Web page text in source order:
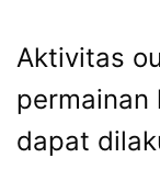
Aktivitas
permainan
dapat